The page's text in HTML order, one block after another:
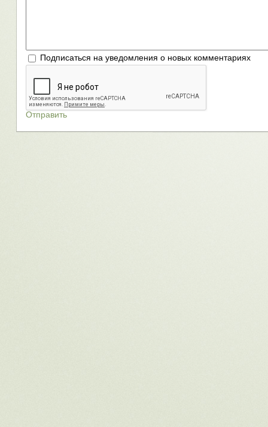
Подписаться на уведомления о новых комментариях
Отправить